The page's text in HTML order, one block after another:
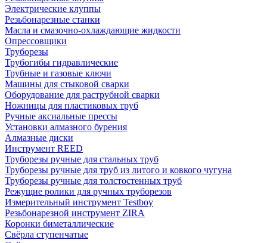
Электрические клуппы
Резьбонарезные станки
Масла и смазочно-охлаждающие жидкости
Опрессовщики
Труборезы
Трубогибы гидравлические
Трубные и газовые ключи
Машины для стыковой сварки
Оборудование для раструбной сварки
Ножницы для пластиковых труб
Ручные аксиальные прессы
Установки алмазного бурения
Алмазные диски
Инструмент REED
Труборезы ручные для стальных труб
Труборезы ручные для труб из литого и ковкого чугуна
Труборезы ручные для толстостенных труб
Режущие ролики для ручных труборезов
Измерительный инструмент Testboy
Резьбонарезной инструмент ZIRA
Коронки биметаллические
Свёрла ступенчатые